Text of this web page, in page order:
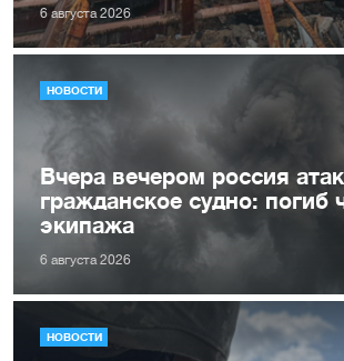
6 августа 2026
НОВОСТИ
Вчера вечером россия
гражданское судно: погиб
экипажа
6 августа 2026
НОВОСТИ